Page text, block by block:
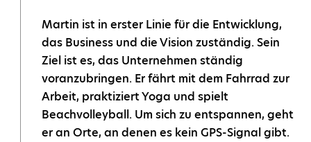
Martin ist in erster Linie für die Entwicklung,
das Business und die Vision zuständig. Sein
Ziel ist es, das Unternehmen ständig
voranzubringen. Er fährt mit dem Fahrrad zur
Arbeit, praktiziert Yoga und spielt
Beachvolleyball. Um sich zu entspannen, geht
er an Orte, an denen es kein GPS-Signal gibt.